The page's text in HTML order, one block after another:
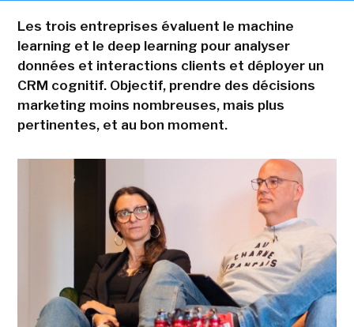
Les trois entreprises évaluent le machine
learning et le deep learning pour analyser
données et interactions clients et déployer un
CRM cognitif. Objectif, prendre des décisions
marketing moins nombreuses, mais plus
pertinentes, et au bon moment.